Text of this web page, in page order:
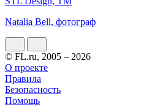
Natalia Bell, фотограф
© FL.ru, 2005 – 2026
О проекте
Правила
Безопасность
Помощь